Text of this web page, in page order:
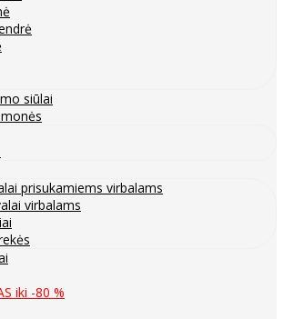
siūlai
prisukamiems virbalams
virbalams
iki -80 %